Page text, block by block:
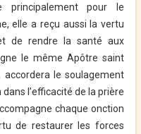
principalement pour le
elle a reçu aussi la vertu
de rendre la santé aux
le même Apôtre saint
accordera le soulagement
l’efficacité de la prière
chaque onction
de restaurer les forces